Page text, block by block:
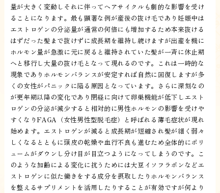
量が大きく変動しそれに伴ってヘアサイクルも劇的な影響を受け
ることになります。最も顕著な例が産後の抜け毛であり妊娠中は
エストロゲンの分泌量が通常の何倍にも増加するため本来抜ける
はずだった髪まで抜けずに成長期を維持し続けますが出産を機に
ホルモン量が急激に元に戻ると維持されていた髪が一斉に休止期
へと移行し大量の抜け毛となって現れるのです。これは一時的な
現象でありホルモンバランスが安定すれば自然に回復しますが多
くの女性がパニックに陥る原因となっています。さらに深刻なの
が更年期以降の変化であり閉経に向けて卵巣機能が低下しエスト
ロゲンの分泌が減少すると相対的に男性ホルモンの影響を受けや
すくなりFAGA（女性男性型脱毛症）と呼ばれる薄毛症状が現れ
始めます。エストロゲンが減ると成長期が短縮され髪が細く弱々
しくなるとともに頭皮の乾燥や血行不良も進むため全体的にボリ
ュームがダウンし分け目が目立つようになってしまうのです。こ
のような加齢による変化に抗うためには大豆イソフラボンなどエ
ストロゲンに似た働きをする成分を摂取したりホルモンバランス
を整えるサプリメントを活用したりすることが有効ですが何より